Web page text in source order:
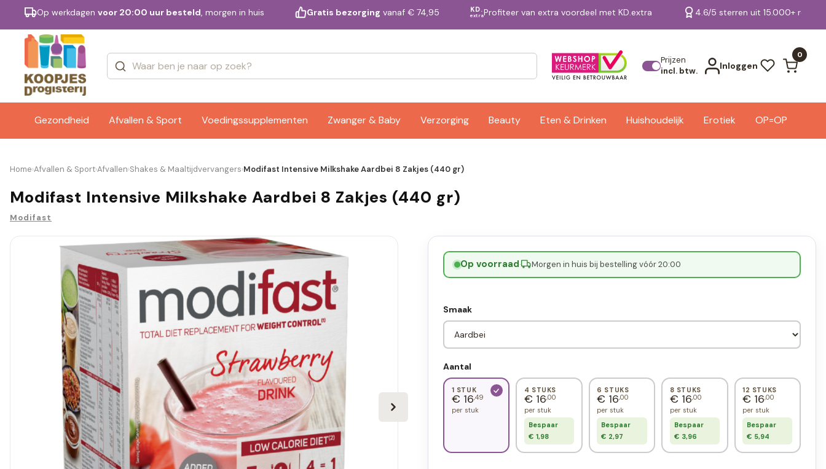
Op werkdagen voor 20:00 uur besteld, morgen in huis Gratis bezorging vanaf € 74,95 KD.
extraProfiteer van extra voordeel met KD.extra 4.6/5 sterren uit 15.000+
Prijzen
incl. btw.
Inloggen
0
Gezondheid Afvallen & Sport Voedingssupplementen Zwanger & Baby Verzorging Beauty Eten & Drinken Huishoudelijk Erotiek OP=OP
Merken Bekijk alle resultaten
Home›Afvallen & Sport›Afvallen›Shakes & Maaltijdvervangers›Modifast Intensive Milkshake Aardbei 8 Zakjes (440 gr)
Modifast Intensive Milkshake Aardbei 8 Zakjes (440 gr)
Modifast
Op voorraad· Morgen in huis bij bestelling vóór 20:00
Smaak
Aantal
1 STUK
€ 16,49
per stuk
4 STUKS
€ 16,00
per stuk
Bespaar
€ 1,98
6 STUKS
€ 16,00
per stuk
Bespaar
€ 2,97
8 STUKS
€ 16,00
per stuk
Bespaar
€ 3,96
12 STUKS
€ 16,00
per stuk
Bespaar
€ 5,94